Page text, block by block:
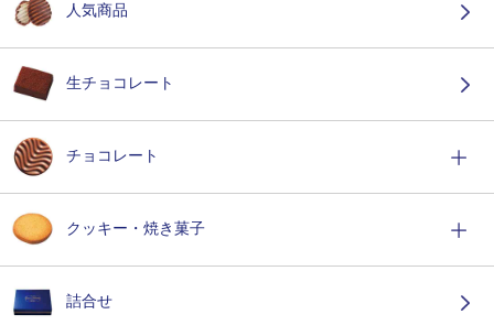
人気商品
生チョコレート
チョコレート
クッキー・焼き菓子
詰合せ